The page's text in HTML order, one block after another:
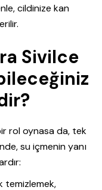
cildinize kan
Sivilce
rol oynasa da, tek
su içmenin yanı
temizlemek,